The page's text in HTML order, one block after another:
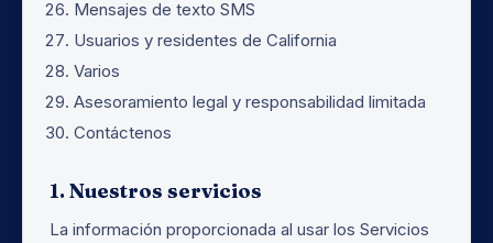
Mensajes de texto SMS
Usuarios y residentes de California
Varios
Asesoramiento legal y responsabilidad limitada
Contáctenos
1. Nuestros servicios
La información proporcionada al usar los Servicios